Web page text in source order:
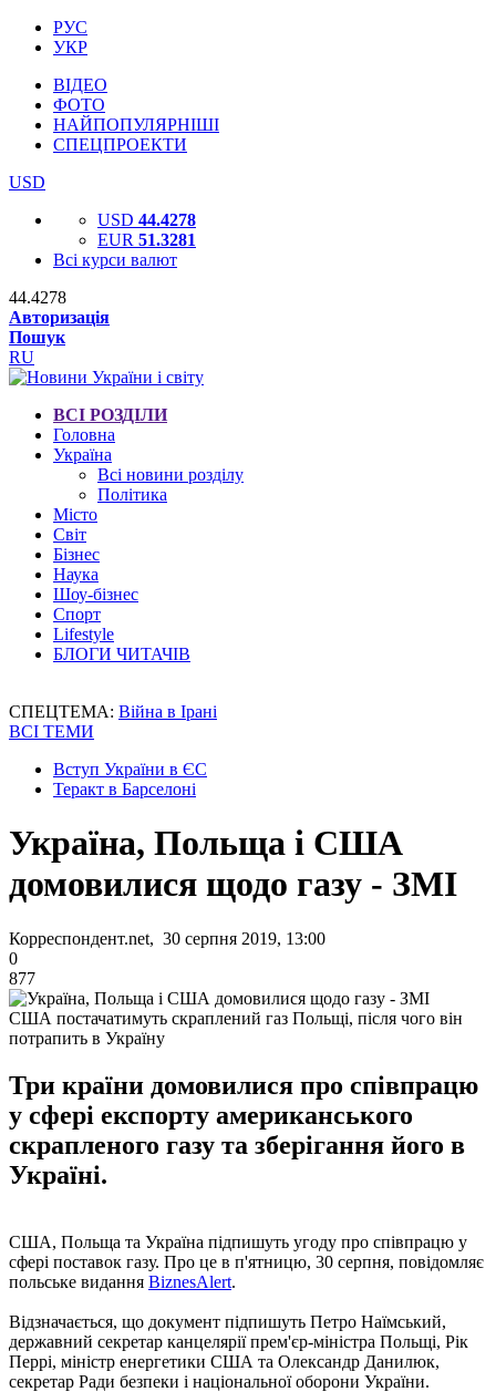
РУС
УКР
ВІДЕО
ФОТО
НАЙПОПУЛЯРНІШІ
СПЕЦПРОЕКТИ
USD
USD 44.4278
EUR 51.3281
Всі курси валют
44.4278
Авторизація
Пошук
RU
ВСІ РОЗДІЛИ
Головна
Україна
Всі новини розділу
Політика
Місто
Світ
Бізнес
Наука
Шоу-бізнес
Спорт
Lifestyle
БЛОГИ ЧИТАЧІВ
СПЕЦТЕМА: Війна в Ірані
ВСІ ТЕМИ
Вступ України в ЄС
Теракт в Барселоні
Україна, Польща і США
домовилися щодо газу - ЗМІ
Корреспондент.net, 30 серпня 2019, 13:00
0
877
США постачатимуть скраплений газ Польщі, після чого він
потрапить в Україну
Три країни домовилися про співпрацю
у сфері експорту американського
скрапленого газу та зберігання його в
Україні.
США, Польща та Україна підпишуть угоду про співпрацю у
сфері поставок газу. Про це в п'ятницю, 30 серпня, повідомляє
польське видання BiznesAlert.
Відзначається, що документ підпишуть Петро Наїмський,
державний секретар канцелярії прем'єр-міністра Польщі, Рік
Перрі, міністр енергетики США та Олександр Данилюк,
секретар Ради безпеки і національної оборони України.